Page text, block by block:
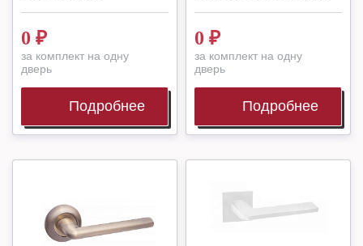
0 ₽
за комплект на одну
дверь
Подробнее
0 ₽
за комплект на одну
дверь
Подробнее